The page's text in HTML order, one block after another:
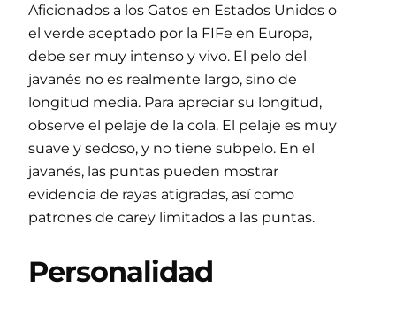
Aficionados a los Gatos en Estados Unidos o
el verde aceptado por la FIFe en Europa,
debe ser muy intenso y vivo. El pelo del
javanés no es realmente largo, sino de
longitud media. Para apreciar su longitud,
observe el pelaje de la cola. El pelaje es muy
suave y sedoso, y no tiene subpelo. En el
javanés, las puntas pueden mostrar
evidencia de rayas atigradas, así como
patrones de carey limitados a las puntas.
Personalidad